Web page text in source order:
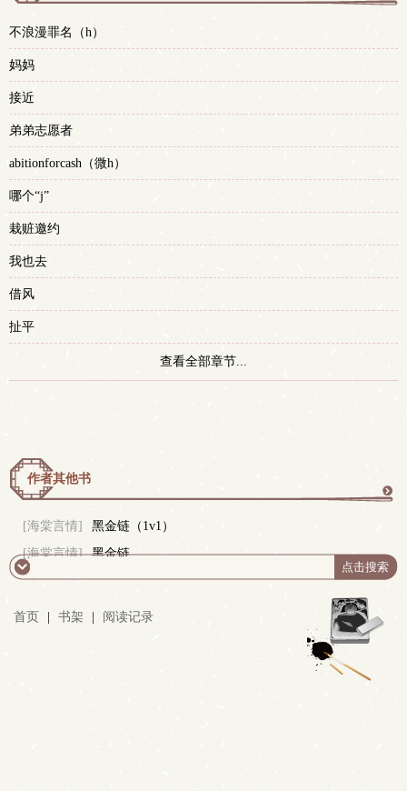
不浪漫罪名（h）
妈妈
接近
弟弟志愿者
abitionforcash（微h）
哪个“j”
栽赃邀约
我也去
借风
扯平
查看全部章节...
作者其他书
多
[海棠言情]
黑金链（1v1）
[海棠言情]
黑金链
首页 书架 阅读记录